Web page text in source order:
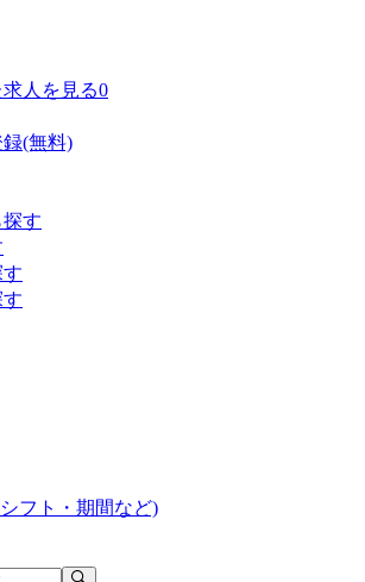
人を見る0
(無料)
す
フト・期間など)